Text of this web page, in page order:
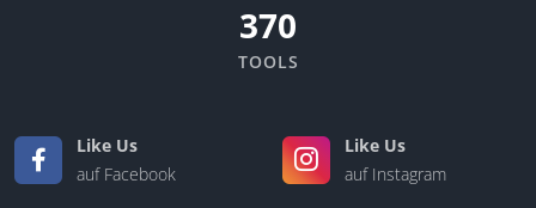
370
TOOLS
Like Us
auf Facebook
Like Us
auf Instagram